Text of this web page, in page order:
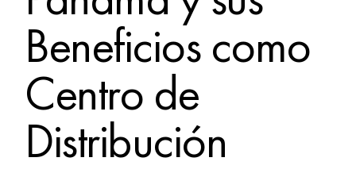
Beneficios como
Centro de
Distribución